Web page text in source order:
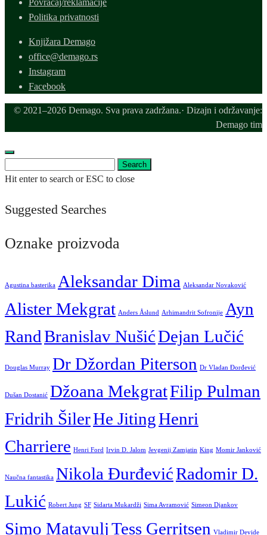
Povraćaj/reklamacije
Politika privatnosti
Knjižara Demago
office@demago.rs
Instagram
Facebook
© 2021–2026 Demago. Sva prava zadržana.· Dizajn i održavanje:
Demago tim
for:
Search
Hit enter to search or ESC to close
Suggested Searches
Oznake proizvoda
Agustina basterika Aleksandar Dima Aleksandar Novaković
Alister Mekgrat Anders Åslund Arhimandrit Sofronije Ayn
RandBranislav NušićDejan Lučić
Douglas Murray Dr Džordan Piterson Dr Vladan Đorđević
Dušan Dostanić Džoana MekgratFilip Pulman
Fridrih ŠilerHe JitingHenri
Charriere Henri Ford Irvin D. Jalom Jevgenij Zamjatin King Momir Janković
Naučna fantastika Nikola ĐurđevićRadomir D.
Lukić Robert Jung SF Sidarta Mukardži Sima Avramović Simeon Djankov
Simo MatavuljTess Gerritsen Vladimir Devide